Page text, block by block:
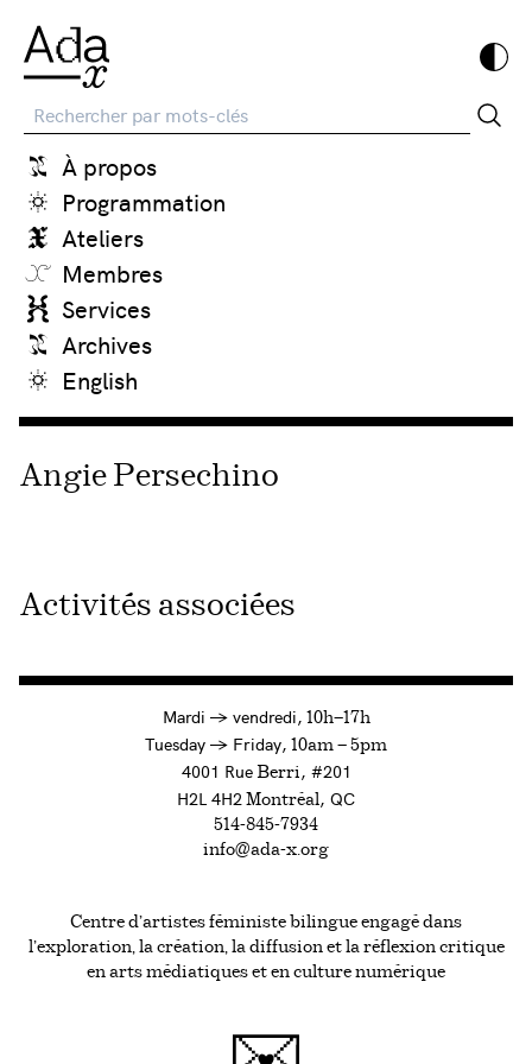
Recherche
À propos
Programmation
Ateliers
Membres
Services
Archives
English
Angie Persechino
Activités associées
Mardi →à
vendredi, 10h—17h
Tuesday →toFriday, 10am — 5pm
4001 RueBerri, #201
H2L 4H2 Montréal, QC
514-845-7934
info@ada-x.org
Centre d’artistes féministe bilingue engagé dans
l’exploration, la création, la diffusion et la réflexion critique
en arts médiatiques et en culture numérique